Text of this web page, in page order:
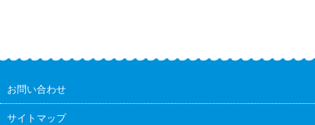
お問い合わせ
サイトマップ